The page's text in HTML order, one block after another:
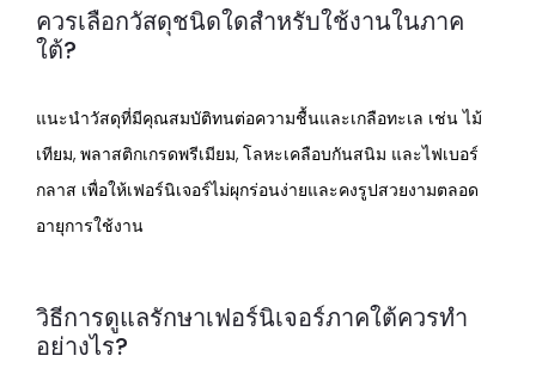
ควรเลือกวัสดุชนิดใดสำหรับใช้งานในภาค
ใต้?
แนะนำวัสดุที่มีคุณสมบัติทนต่อความชื้นและเกลือทะเล เช่น ไม้
เทียม, พลาสติกเกรดพรีเมียม, โลหะเคลือบกันสนิม และไฟเบอร์
กลาส เพื่อให้เฟอร์นิเจอร์ไม่ผุกร่อนง่ายและคงรูปสวยงามตลอด
อายุการใช้งาน
วิธีการดูแลรักษาเฟอร์นิเจอร์ภาคใต้ควรทำ
อย่างไร?